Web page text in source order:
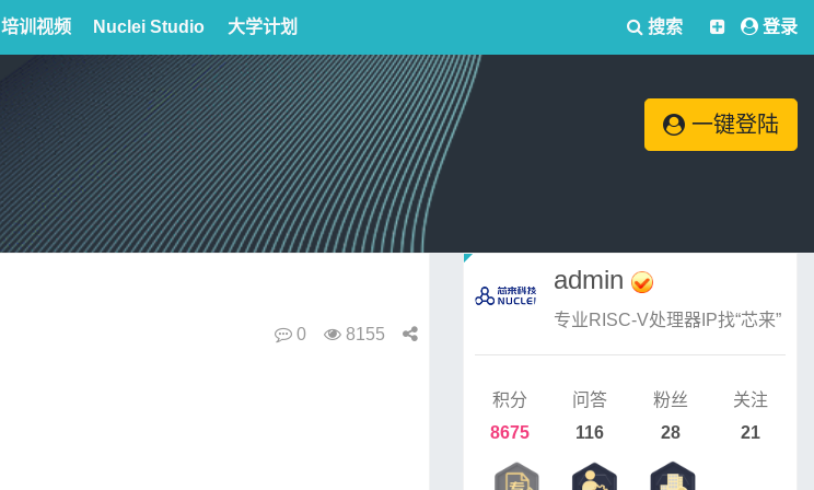
培训视频 Nuclei Studio 大学计划 搜索 登录
一键登陆
0 8155
admin
专业RISC-V处理器IP找“芯来”
积分
8675
问答
116
粉丝
28
关注
21